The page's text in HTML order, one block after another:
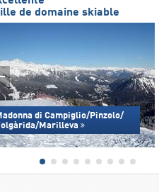
de domaine skiable
di Campiglio/​Pinzolo/​
​Marilleva